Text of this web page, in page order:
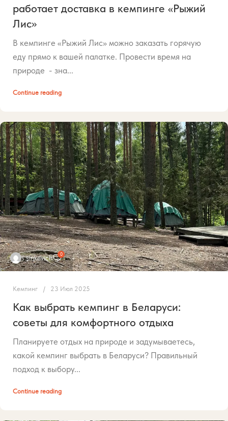
работает доставка в кемпинге «Рыжий
Лис»
В кемпинге «Рыжий Лис» можно заказать горячую
еду прямо к вашей палатке. Провести время на
природе - зна...
Continue reading
s.sinkevich 0
Кемпинг 23 Июл 2025
Как выбрать кемпинг в Беларуси:
советы для комфортного отдыха
Планируете отдых на природе и задумываетесь,
какой кемпинг выбрать в Беларуси? Правильный
подход к выбору...
Continue reading